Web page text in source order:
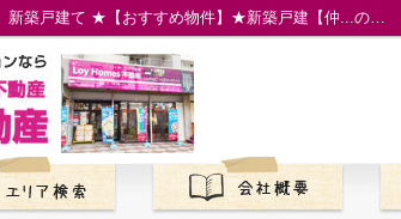
名古屋市港区春田野１丁目2305『仲介料無料』新築戸建て ★【おすすめ物件】★新築戸建【仲...の物件情報／名古屋市の仲介手数料無料の新築一戸建て／ロイホームズ不動産